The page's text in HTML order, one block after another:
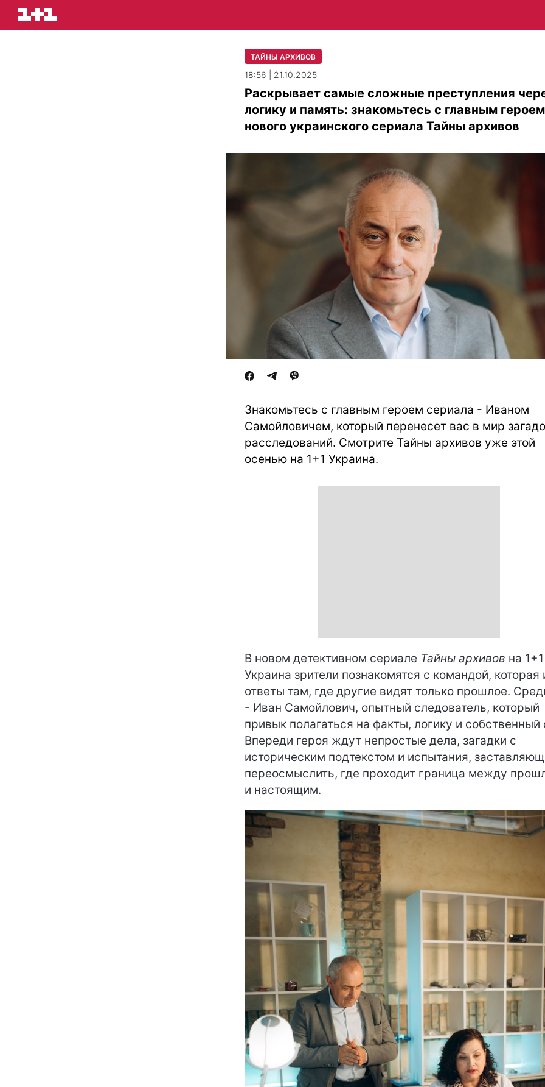
ТАЙНЫ АРХИВОВ
18:56 | 21.10.2025
Раскрывает самые сложные преступления
логику и память: знакомьтесь с главным героем
нового украинского сериала Тайны архивов
Знакомьтесь с главным героем сериала - Иваном
Самойловичем, который перенесет вас в мир
расследований. Смотрите Тайны архивов уже этой
осенью на 1+1 Украина.
В новом детективном сериале Тайны архивов на 1+1
Украина зрители познакомятся с командой, которая
ответы там, где другие видят только прошлое.
- Иван Самойлович, опытный следователь, который
привык полагаться на факты, логику и собственный
Впереди героя ждут непростые дела, загадки с
историческим подтекстом и испытания,
переосмыслить, где проходит граница между
и настоящим.